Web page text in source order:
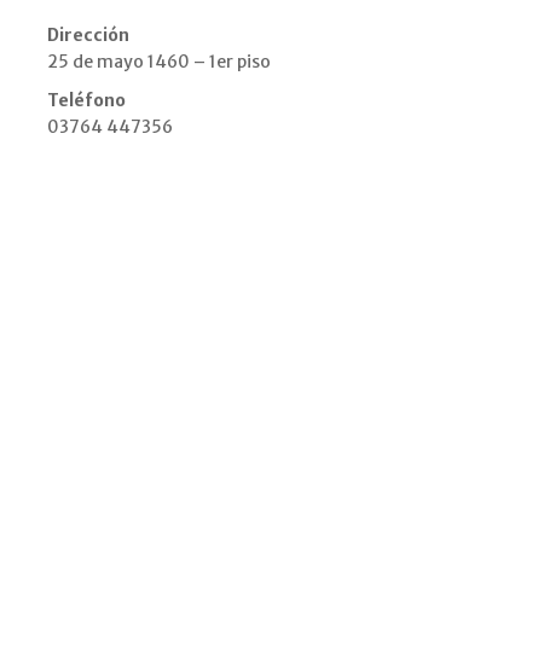
Dirección
25 de mayo 1460 – 1er piso
Teléfono
03764 447356